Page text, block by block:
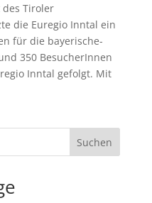
Tiroler
die Euregio Inntal ein
für die bayerische-
350 BesucherInnen
Inntal gefolgt. Mit
Suchen